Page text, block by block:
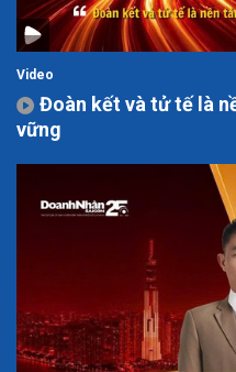
Video
Đoàn kết và tử tế là
vững